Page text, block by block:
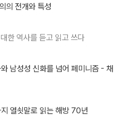
의 전개와 특성
한 역사를 듣고 읽고 쓰다
남성성 신화를 넘어 페미니즘 - 채
열쇳말로 읽는 해방 70년